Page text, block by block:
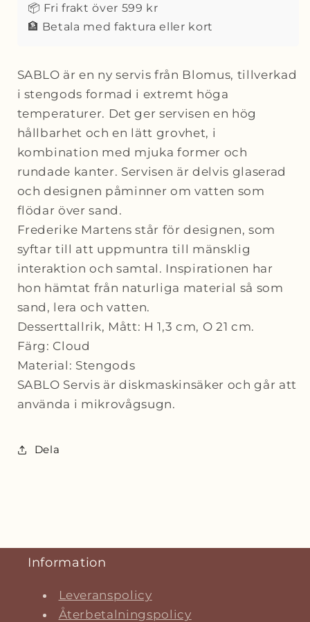
📦 Fri frakt över 599 kr
🏦 Betala med faktura eller kort
SABLO är en ny servis från Blomus, tillverkad
i stengods formad i extremt höga
temperaturer. Det ger servisen en hög
hållbarhet och en lätt grovhet, i
kombination med mjuka former och
rundade kanter. Servisen är delvis glaserad
och designen påminner om vatten som
flödar över sand.
Frederike Martens står för designen, som
syftar till att uppmuntra till mänsklig
interaktion och samtal. Inspirationen har
hon hämtat från naturliga material så som
sand, lera och vatten.
Desserttallrik, Mått: H 1,3 cm, O 21 cm.
Färg: Cloud
Material: Stengods
SABLO Servis är diskmaskinsäker och går att
använda i mikrovågsugn.
Dela
Information
Leveranspolicy
Återbetalningspolicy